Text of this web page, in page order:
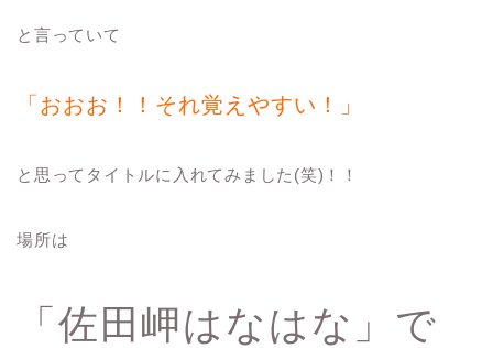
と言っていて
「おおお！！それ覚えやすい！」
と思ってタイトルに入れてみました(笑)！！
場所は
「佐田岬はなはな」で